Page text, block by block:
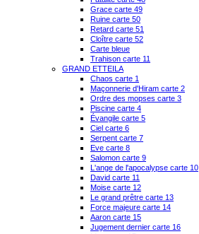
Grace carte 49
Ruine carte 50
Retard carte 51
Cloître carte 52
Carte bleue
Trahison carte 11
GRAND ETTEILA
Chaos carte 1
Maçonnerie d'Hiram carte 2
Ordre des mopses carte 3
Piscine carte 4
Évangile carte 5
Ciel carte 6
Serpent carte 7
Eve carte 8
Salomon carte 9
L'ange de l'apocalypse carte 10
David carte 11
Moise carte 12
Le grand prêtre carte 13
Force majeure carte 14
Aaron carte 15
Jugement dernier carte 16